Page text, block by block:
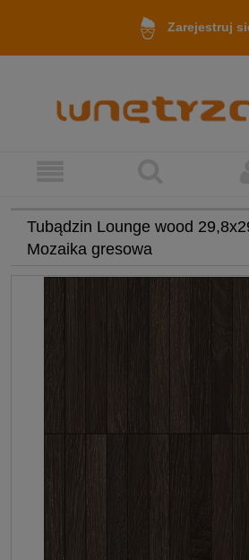
Zarejestruj
Tubądzin Lounge wood
Mozaika gresowa